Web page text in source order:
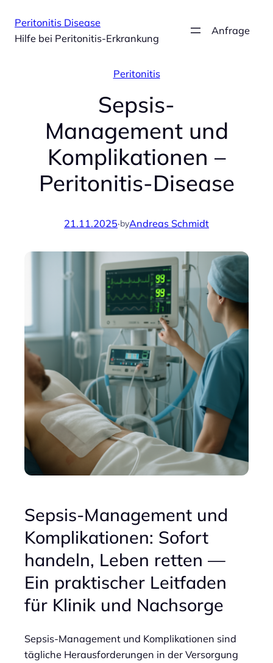
Inhalt
springen
Peritonitis Disease
Hilfe bei Peritonitis-Erkrankung
Anfrage
Peritonitis
Sepsis-
Management und
Komplikationen –
Peritonitis-Disease
21.11.2025·byAndreas Schmidt
Sepsis-Management und
Komplikationen: Sofort
handeln, Leben retten —
Ein praktischer Leitfaden
für Klinik und Nachsorge
Sepsis-Management und Komplikationen sind
tägliche Herausforderungen in der Versorgung